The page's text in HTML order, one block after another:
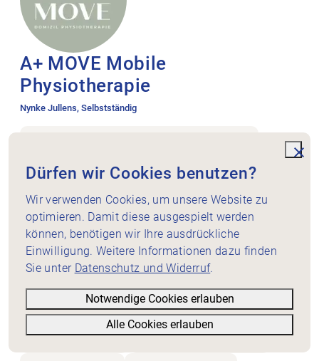
Filter
Liste Karte
A+ MOVE Mobile
Physiotherapie
Nynke Jullens, Selbstständig
Innere Medizin / Pneumologie / Kardiologie / Onkologie
Neurologie Psychiatrie / Psychosomatik
Beckenbodenphysiotherapie Dry Needling
Manualtherapie
Schwindeltherapie (Gleichgewichtsstörungen)
Dürfen wir Cookies benutzen?
Wir verwenden Cookies, um unsere Website zu
optimieren. Damit diese ausgespielt werden
können, benötigen wir Ihre ausdrückliche
Einwilligung. Weitere Informationen dazu finden
Sie unter Datenschutz und Widerruf.
Notwendige Cookies erlauben
Alle Cookies erlauben